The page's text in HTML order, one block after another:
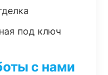
под ключ
с нами